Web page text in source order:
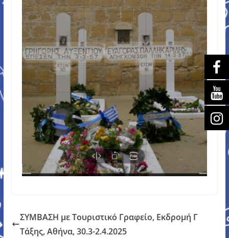
ΣΥΜΒΑΣΗ με Τουριστικό Γραφείο, Εκδρομή Γ
Τάξης, Αθήνα, 30.3-2.4.2025